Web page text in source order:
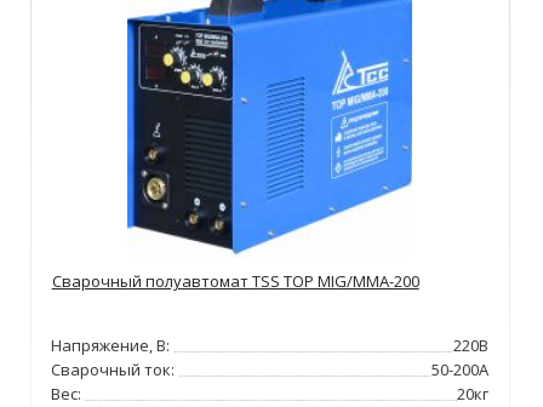
Сварочный полуавтомат TSS TOP MIG/MMA-200
Напряжение, В:
220В
Сварочный ток:
50-200А
Вес:
20кг